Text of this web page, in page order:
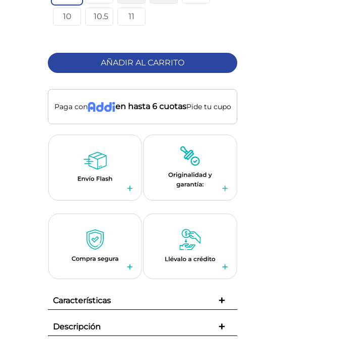
10 10.5 11
AÑADIR AL CARRITO
Paga con en hasta 6 cuotasPide tu cupo
Características +
Descripción +